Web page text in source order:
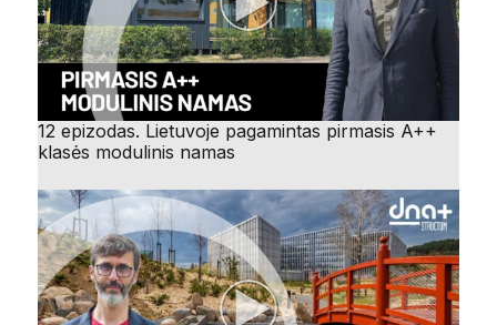
12 epizodas. Lietuvoje pagamintas pirmasis A++
klasės modulinis namas